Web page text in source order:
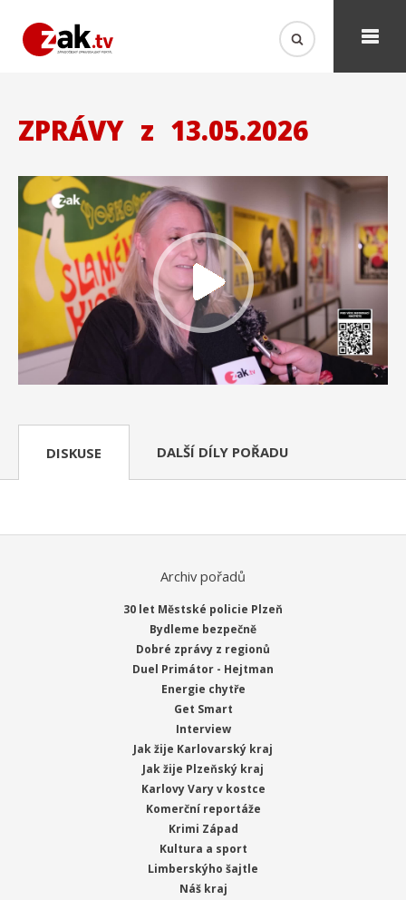
ZPRÁVY z 13.05.2026
DISKUSE DALŠÍ DÍLY POŘADU
Archiv pořadů
30 let Městské policie Plzeň
Bydleme bezpečně
Dobré zprávy z regionů
Duel Primátor - Hejtman
Energie chytře
Get Smart
Interview
Jak žije Karlovarský kraj
Jak žije Plzeňský kraj
Karlovy Vary v kostce
Komerční reportáže
Krimi Západ
Kultura a sport
Limberskýho šajtle
Náš kraj